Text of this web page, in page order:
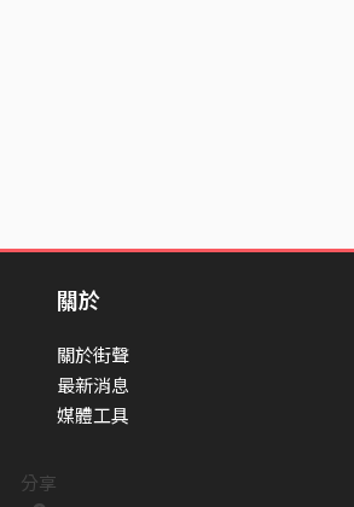
分享
關於
關於街聲
最新消息
媒體工具